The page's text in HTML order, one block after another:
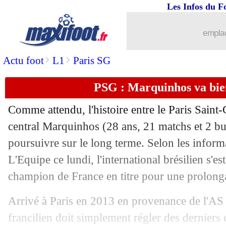
Actu foot> L1 > Paris SG
Les Infos du
PSG : Marquinhos va
Comme attendu, l'histoire entre le Paris
central Marquinhos (28 ans, 21 matchs et 2
poursuivre sur le long terme. Selon les
L'Equipe ce lundi, l'international brésilien
champion de France en titre pour une
Arrivé à Paris en 2013 en provenance de
francilien doit simplement régler des
OM: Nice, Lopez s'excuse auprès
06/02 Milan
06/02 Man City: la réaction du club
06/02 Konyaspor : l'option Isco
06/02 Milan: Leão remplaçant, Pioli ne
06/02 Lyon : Sonny Anderson bientôt
06/02 PSG: la bourde du CM de